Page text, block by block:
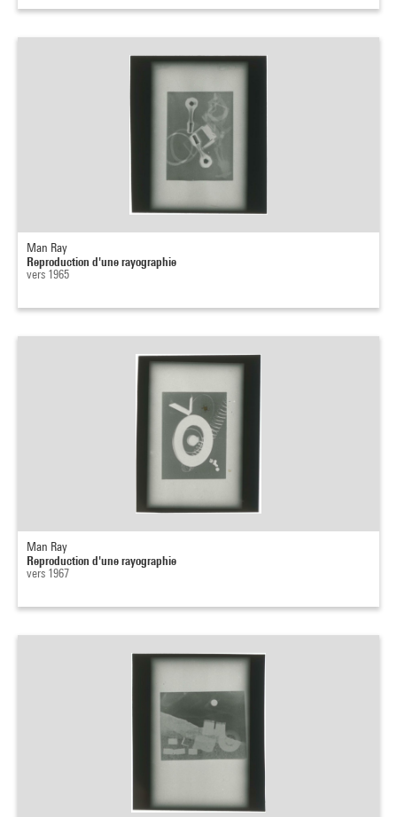
Man Ray
Reproduction d'une rayographie
vers 1965
Man Ray
Reproduction d'une rayographie
vers 1967